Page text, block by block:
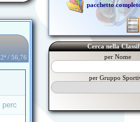
2ª / 56,76
perc
pacchetto
Cerca nella
per Nome
per Gruppo